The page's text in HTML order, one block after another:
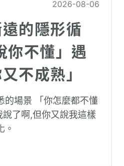
2026-08-06
的隱形循
你不懂」遇
不成熟」
的場景 「你怎麼都不懂
了啊,但你又說我這樣
。